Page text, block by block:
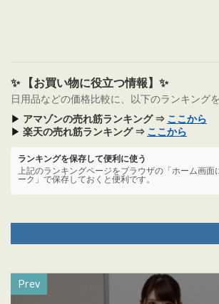
✨ 【お買い物に役立つ情報】✨
日用品などの価格比較に、以下のランキング
▶ アマゾンの売れ筋ランキング ⇒ ここから
▶ 楽天の売れ筋ランキング ⇒ ここから
ランキングを保存して便利に使う
上記のランキングページをブラウザの「ホーム画面
ーク」で保存しておくと便利です。
Prev